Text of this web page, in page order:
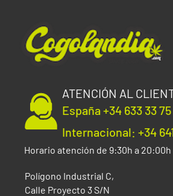
ATENCIÓN AL
España +34 633 33
Internacional: +34 641
Horario atención de 9:30h a 20:00h
Polígono Industrial C,
Calle Proyecto 3 S/N